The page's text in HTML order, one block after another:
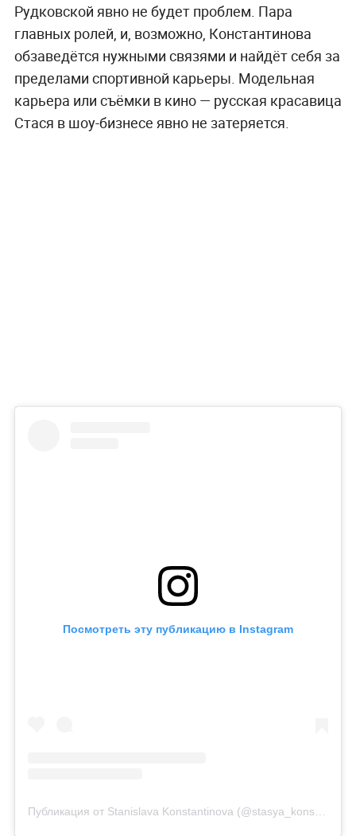
Рудковской явно не будет проблем. Пара
главных ролей, и, возможно, Константинова
обзаведётся нужными связями и найдёт себя за
пределами спортивной карьеры. Модельная
карьера или съёмки в кино — русская красавица
Стася в шоу-бизнесе явно не затеряется.
Посмотреть эту публикацию в Instagram